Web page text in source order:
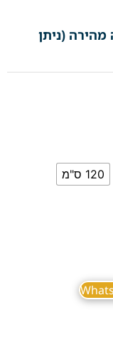
(ניתן
120 ס"מ